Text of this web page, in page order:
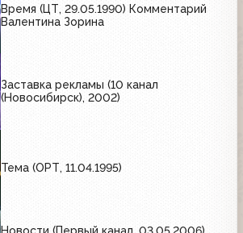
Время (ЦТ, 29.05.1990) Комментарий
Валентина Зорина
Заставка рекламы (10 канал
(Новосибирск), 2002)
Тема (ОРТ, 11.04.1995)